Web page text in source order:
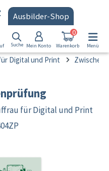
Ausbilder-Shop
Suche Mein Konto Warenkorb
0
Menü
Digital und Print
für Digital und Print